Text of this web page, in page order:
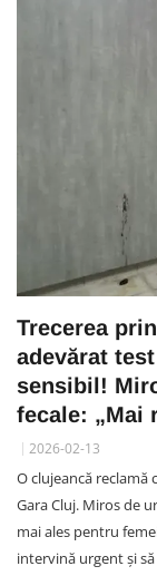
Trecerea
adevărat
sensibil!
fecale: „Mai
2026-02-13
O clujeancă
Gara Cluj. Miros de
mai ales pentru
intervină urgent și